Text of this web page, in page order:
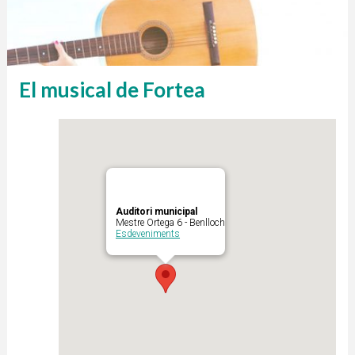
El musical de Fortea
Auditori municipal
Mestre Ortega 6 - Benlloch
Esdeveniments